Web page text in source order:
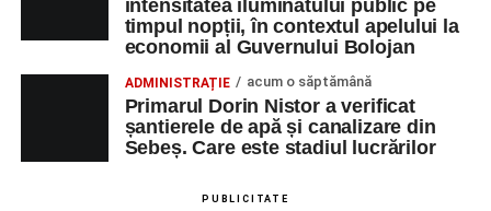
Adaugă-ne ca sursă preferată
Urmărește-ne pe Google News
Ultimele știri din Sebeș
Femeie de 66 de ani, transportată în stare gravă la
intensitatea iluminatului public pe
timpul nopții, în contextul apelului la
economii al Guvernului Bolojan
ADMINISTRAȚIE acum o săptămână
Primarul Dorin Nistor a verificat
șantierele de apă și canalizare din
Sebeș. Care este stadiul lucrărilor
PUBLICITATE